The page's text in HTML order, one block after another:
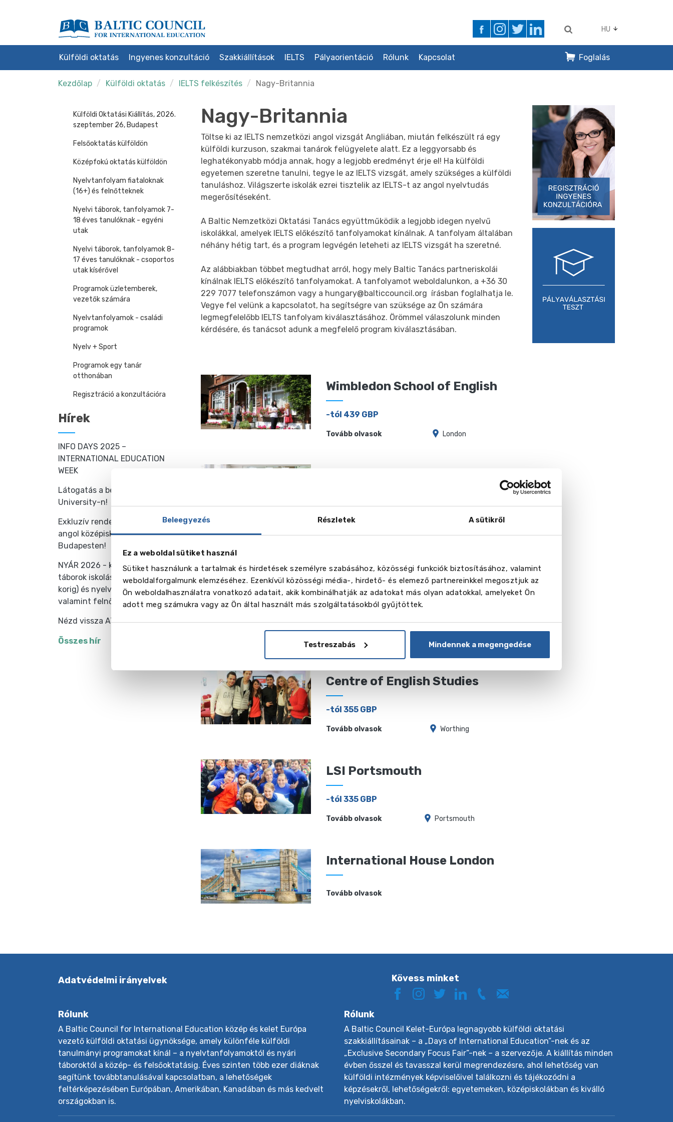
Beleegyezés Részletek A sütikről
Ez a weboldal sütiket használ
Sütiket használunk a tartalmak és hirdetések személyre szabásához, közösségi funkciók biztosításához, valamint
weboldalforgalmunk elemzéséhez. Ezenkívül közösségi média-, hirdető- és elemező partnereinkkel megosztjuk az
Ön weboldalhasználatra vonatkozó adatait, akik kombinálhatják az adatokat más olyan adatokkal, amelyeket Ön
adott meg számukra vagy az Ön által használt más szolgáltatásokból gyűjtöttek.
Testreszabás Mindennek a megengedése
HU
Külföldi oktatás Ingyenes konzultáció Szakkiállítások IELTS Pályaorientáció Rólunk Kapcsolat Foglalás
Kezdőlap Külföldi oktatás IELTS felkészítés Nagy-Britannia
Külföldi Oktatási Kiállítás, 2026.
szeptember 26, Budapest
Felsőoktatás külföldön
Középfokú oktatás külföldön
Nyelvtanfolyam fiataloknak
(16+) és felnőtteknek
Nyelvi táborok, tanfolyamok 7-
18 éves tanulóknak - egyéni
utak
Nyelvi táborok, tanfolyamok 8-
17 éves tanulóknak - csoportos
utak kísérővel
Programok üzletemberek,
vezetők számára
Nyelvtanfolyamok - családi
programok
Nyelv + Sport
Programok egy tanár
otthonában
Regisztráció a konzultációra
Hírek
INFO DAYS 2025 –
INTERNATIONAL EDUCATION
WEEK
Látogatás a bécsi MODUL
University-n!
Exkluzív rendezvény - találkozz
angol középiskolák képviselőjével
Budapesten!
NYÁR 2026 - külföldi nyelvi
táborok iskolásoknak (7-18 éves
korig) és nyelviskolák fiataloknak
valamint felnőtteknek
Nézd vissza ATV-s riportunkat!
Összes hír
Nagy-Britannia
Töltse ki az IELTS nemzetközi angol vizsgát Angliában, miután felkészült rá egy
külföldi kurzuson, szakmai tanárok felügyelete alatt. Ez a leggyorsabb és
leghatékonyabb módja annak, hogy a legjobb eredményt érje el! Ha külföldi
egyetemen szeretne tanulni, tegye le az IELTS vizsgát, amely szükséges a külföldi
tanuláshoz. Világszerte iskolák ezrei tisztelik az IELTS-t az angol nyelvtudás
megerősítéseként.
A Baltic Nemzetközi Oktatási Tanács együttműködik a legjobb idegen nyelvű
iskolákkal, amelyek IELTS előkészítő tanfolyamokat kínálnak. A tanfolyam általában
néhány hétig tart, és a program legvégén leteheti az IELTS vizsgát ha szeretné.
Az alábbiakban többet megtudhat arról, hogy mely Baltic Tanács partneriskolái
kínálnak IELTS előkészítő tanfolyamokat. A tanfolyamot weboldalunkon, a +36 30
229 7077 telefonszámon vagy a hungary@balticcouncil.org írásban foglalhatja le.
Vegye fel velünk a kapcsolatot, ha segítségre van szüksége az Ön számára
legmegfelelőbb IELTS tanfolyam kiválasztásához. Örömmel válaszolunk minden
kérdésére, és tanácsot adunk a megfelelő program kiválasztásában.
Wimbledon School of English
-tól 439 GBP
Tovább olvasok London
-tól 385 GBP
Tovább olvasok Brighton
The English Language Centre
Eastbourne
-tól 330 GBP
Centre of English Studies
-tól 355 GBP
Tovább olvasok Worthing
LSI Portsmouth
-tól 335 GBP
Tovább olvasok Portsmouth
International House London
Tovább olvasok
Adatvédelmi irányelvek Kövess minket
Rólunk
A Baltic Council for International Education közép és kelet Európa
vezető külföldi oktatási ügynöksége, amely különféle külföldi
tanulmányi programokat kínál – a nyelvtanfolyamoktól és nyári
táboroktól a közép- és felsőoktatásig. Éves szinten több ezer diáknak
segítünk továbbtanulásával kapcsolatban, a lehetőségek
feltérképezésében Európában, Amerikában, Kanadában és más kedvelt
országokban is.
Rólunk
A Baltic Council Kelet-Európa legnagyobb külföldi oktatási
szakkiállításainak – a „Days of International Education”-nek és az
„Exclusive Secondary Focus Fair”-nek – a szervezője. A kiállítás minden
évben ősszel és tavasszal kerül megrendezésre, ahol lehetőség van
külföldi intézmények képviselőivel találkozni és tájékozódni a
képzésekről, lehetőségekről: egyetemeken, középiskolákban és kiválló
nyelviskolákban.